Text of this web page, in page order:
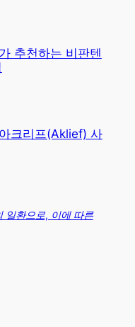
추천하는 비판텐
크리프(Aklief) 사
일환으로, 이에 따른